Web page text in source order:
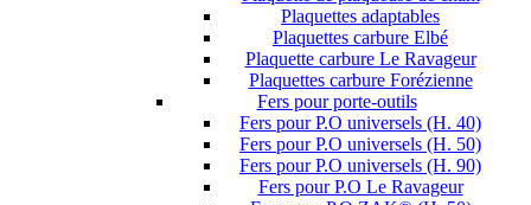
Plaquettes adaptables
Plaquettes carbure Elbé
Plaquette carbure Le Ravageur
Plaquettes carbure Forézienne
Fers pour porte-outils
Fers pour P.O universels (H. 40)
Fers pour P.O universels (H. 50)
Fers pour P.O universels (H. 90)
Fers pour P.O Le Ravageur